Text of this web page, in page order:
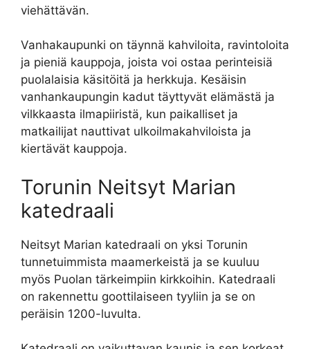
viehättävän.
Vanhakaupunki on täynnä kahviloita, ravintoloita
ja pieniä kauppoja, joista voi ostaa perinteisiä
puolalaisia käsitöitä ja herkkuja. Kesäisin
vanhankaupungin kadut täyttyvät elämästä ja
vilkkaasta ilmapiiristä, kun paikalliset ja
matkailijat nauttivat ulkoilmakahviloista ja
kiertävät kauppoja.
Torunin Neitsyt Marian
katedraali
Neitsyt Marian katedraali on yksi Torunin
tunnetuimmista maamerkeistä ja se kuuluu
myös Puolan tärkeimpiin kirkkoihin. Katedraali
on rakennettu goottilaiseen tyyliin ja se on
peräisin 1200-luvulta.